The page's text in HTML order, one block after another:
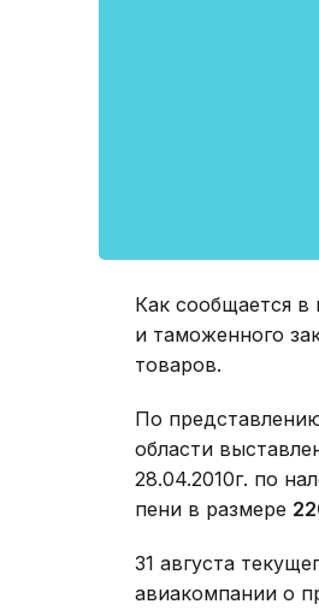
Как сообщается
и таможенного
товаров.
По
области
28.04.2010г. по
пени в размере
31 августа
авиакомпании о